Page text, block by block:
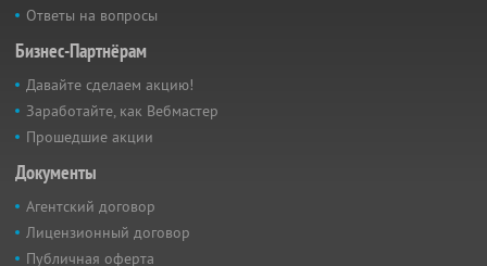
Ответы на вопросы
Бизнес-Партнёрам
Давайте сделаем акцию!
Заработайте, как Вебмастер
Прошедшие акции
Документы
Агентский договор
Лицензионный договор
Публичная оферта